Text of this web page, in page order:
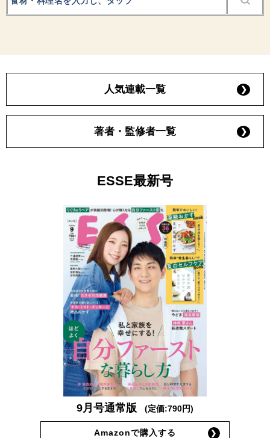
人気連載一覧
著者・監修者一覧
ESSE最新号
9月号通常版 (定価:790円)
Amazonで購入する